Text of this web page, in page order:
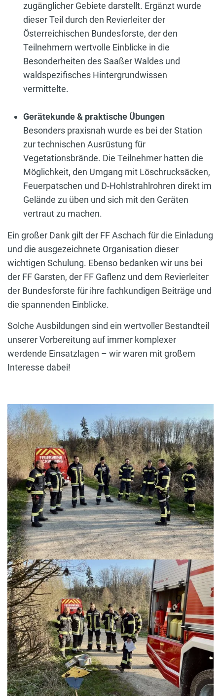
zugänglicher Gebiete darstellt. Ergänzt wurde
dieser Teil durch den Revierleiter der
Österreichischen Bundesforste, der den
Teilnehmern wertvolle Einblicke in die
Besonderheiten des Saaßer Waldes und
waldspezifisches Hintergrundwissen
vermittelte.
Gerätekunde & praktische Übungen
Besonders praxisnah wurde es bei der Station
zur technischen Ausrüstung für
Vegetationsbrände. Die Teilnehmer hatten die
Möglichkeit, den Umgang mit Löschrucksäcken,
Feuerpatschen und D-Hohlstrahlrohren direkt im
Gelände zu üben und sich mit den Geräten
vertraut zu machen.
Ein großer Dank gilt der FF Aschach für die Einladung
und die ausgezeichnete Organisation dieser
wichtigen Schulung. Ebenso bedanken wir uns bei
der FF Garsten, der FF Gaflenz und dem Revierleiter
der Bundesforste für ihre fachkundigen Beiträge und
die spannenden Einblicke.
Solche Ausbildungen sind ein wertvoller Bestandteil
unserer Vorbereitung auf immer komplexer
werdende Einsatzlagen – wir waren mit großem
Interesse dabei!